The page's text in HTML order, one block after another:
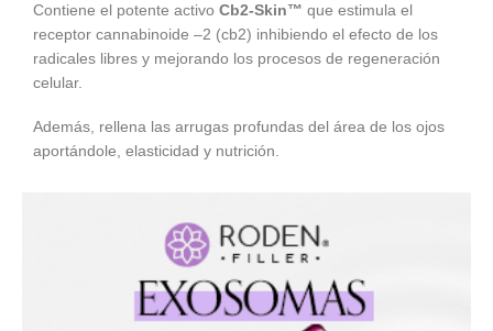
Contiene el potente activo Cb2-Skin™ que estimula el
receptor cannabinoide –2 (cb2) inhibiendo el efecto de los
radicales libres y mejorando los procesos de regeneración
celular.
Además, rellena las arrugas profundas del área de los ojos
aportándole, elasticidad y nutrición.